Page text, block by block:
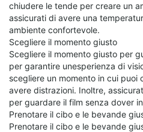
chiudere le tende per creare un
assicurati di avere una
ambiente confortevole.
Scegliere il momento giusto
Scegliere il momento giusto per
per garantire unesperienza di
scegliere un momento in cui puoi
avere distrazioni. Inoltre,
per guardare il film senza dover
Prenotare il cibo e le bevande
Prenotare il cibo e le bevande